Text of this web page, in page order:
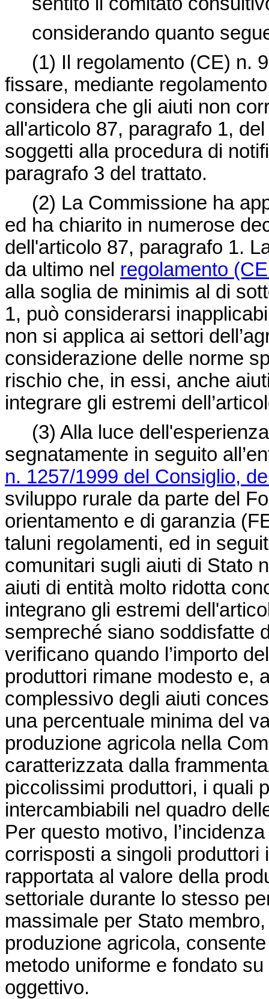
considerando quanto
(1) Il regolamento (CE) n.
fissare, mediante
considera che gli aiuti non
all'articolo 87, paragrafo 1,
soggetti alla procedura di
paragrafo 3 del trattato.
(2) La Commissione ha
ed ha chiarito in numerose
dell'articolo 87, paragrafo 1.
da ultimo nel regolamento
alla soglia de minimis al di
1, può considerarsi
non si applica ai settori
considerazione delle norme
rischio che, in essi, anche
integrare gli estremi
(3) Alla luce
segnatamente in seguito
n. 1257/1999 del Consiglio,
sviluppo rurale da parte del
orientamento e di garanzia
taluni regolamenti, ed in
comunitari sugli aiuti di Stato
aiuti di entità molto ridotta
integrano gli estremi
sempreché siano soddisfatte
verificano quando l’importo
produttori rimane modesto e,
complessivo degli aiuti
una percentuale minima del
produzione agricola nella
caratterizzata dalla
piccolissimi produttori, i quali
intercambiabili nel quadro
Per questo motivo,
corrisposti a singoli
rapportata al valore della
settoriale durante lo stesso
massimale per Stato
produzione agricola,
metodo uniforme e fondato
oggettivo.